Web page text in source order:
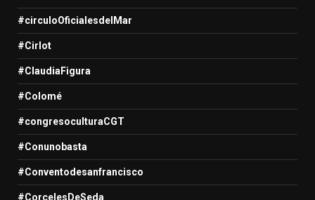
#circuloOficialesdelMar
#Cirlot
#ClaudiaFigura
#Colomé
#congresoculturaCGT
#Conunobasta
#Conventodesanfrancisco
#CorcelesDeSeda